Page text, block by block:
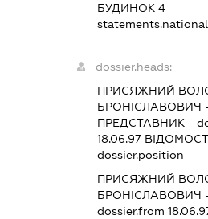
БУДИНОК 4
dossier.heads:
ПРИСЯЖНИЙ
БРОНІСЛАВОВИЧ
ПРЕДСТАВНИК -
18.06.97
dossier.position -
ПРИСЯЖНИЙ
БРОНІСЛАВОВИЧ
dossier.from